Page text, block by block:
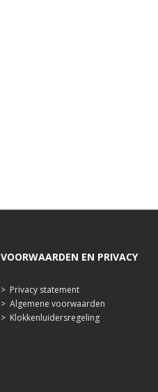
VOORWAARDEN EN PRIVACY
> Privacy statement
> Algemene voorwaarden
> Klokkenluidersregeling